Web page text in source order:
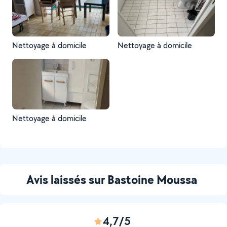
Nettoyage à domicile Nettoyage à domicile
Nettoyage à domicile
Avis laissés sur Bastoine Moussa
4,7/5